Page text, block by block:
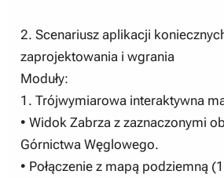
2. Scenariusz aplikacji
zaprojektowania i wgrania
Moduły:
1. Trójwymiarowa interaktywna
• Widok Zabrza z zaznaczonymi
Górnictwa Węglowego.
• Połączenie z mapą podziemną